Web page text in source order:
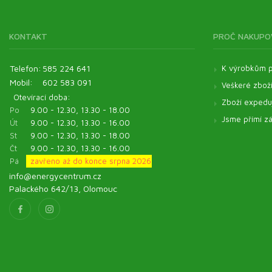
Veterinární produkty - ostatní
KONTAKT
Telefon: 585 224 641
Mobil:
602 583 091
Otevírací doba:
Po
9.00 - 12.30, 13.30 - 18.00
Út
9.00 - 12.30, 13.30 - 16.00
St
9.00 - 12.30, 13.30 - 18.00
Čt
9.00 - 12.30, 13.30 - 16.00
Pá
zavřeno až do konce srpna 2026
info@energycentrum.cz
Palackého 642/13, Olomouc
PROČ
K výrobkům
Veškeré
Zboží
Jsme přímí